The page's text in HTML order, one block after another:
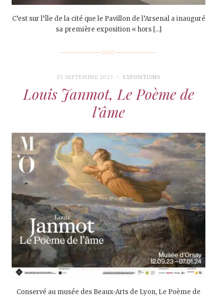
C’est sur l’île de la cité que le Pavillon de l’Arsenal a inauguré
sa première exposition « hors […]
25 SEPTEMBRE 2023 EXPOSITIONS
Louis Janmot, Le Poème de
l’âme
Conservé au musée des Beaux-Arts de Lyon, Le Poème de